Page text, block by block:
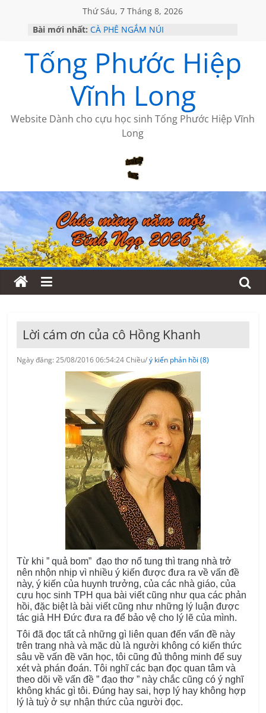
Thứ Sáu, 7 Tháng 8, 2026
Bài mới nhất: CÀ PHÊ NGẮM NÚI
HỌC SỬ HỒI XƯA
MỘT ĐỜI ĐI QUA NHỮNG TRANG
SÁCH
BẤT CHỢT CỦA CHÂU LỆ DUNG
Tống Phước Hiệp
Vĩnh Long
Website Dành cho cựu học sinh Tống Phước Hiệp Vĩnh
Long
Lời cám ơn của cô Hồng Khanh
Ngày đăng: 25/08/2016 06:54:24 Chiều/ý kiến phản hồi (8)
Từ khi ” quả bom” đạo thơ nổ tung thì trang nhà trở
nên nhộn nhịp vì nhiều ý kiến được đưa ra về vấn đề
này, ý kiến của huynh trưởng, của các nhà giáo, của
cựu học sinh TPH qua bài viết cũng như qua các phản
hồi, đặc biệt là bài viết cũng như những lý luận được
tác giả HH Đức đưa ra để bảo vệ cho lý lẽ của mình.
Tôi đã đọc tất cả những gì liên quan đến vấn đề này
trên trang nhà và mặc dù là người không có kiến thức
sâu về vấn đề văn học, tôi cũng đủ thông minh để suy
xét và phán đoán. Tôi nghĩ các bạn đọc quan tâm và
theo dõi về vấn đề ” đạo thơ ” này chắc cũng có ý nghĩ
không khác gì tôi. Đúng hay sai, hợp lý hay không hợp
lý là tuỳ ở sự nhận thức của người đọc.